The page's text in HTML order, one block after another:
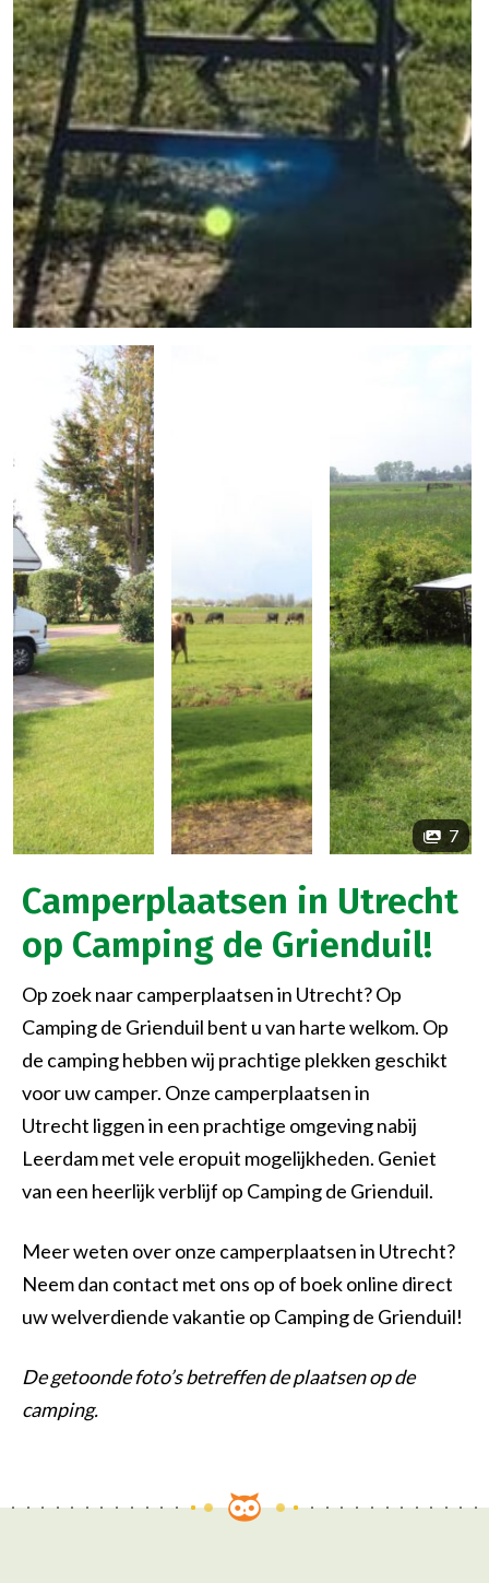
7
Camperplaatsen in Utrecht
op Camping de Grienduil!
Op zoek naar camperplaatsen in Utrecht? Op
Camping de Grienduil bent u van harte welkom. Op
de camping hebben wij prachtige plekken geschikt
voor uw camper. Onze camperplaatsen in
Utrecht liggen in een prachtige omgeving nabij
Leerdam met vele eropuit mogelijkheden. Geniet
van een heerlijk verblijf op Camping de Grienduil.
Meer weten over onze camperplaatsen in Utrecht?
Neem dan contact met ons op of boek online direct
uw welverdiende vakantie op Camping de Grienduil!
De getoonde foto’s betreffen de plaatsen op de
camping.